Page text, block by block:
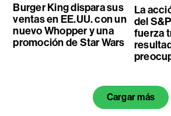
Burger King dispara sus
ventas en EE.UU. con un
nuevo Whopper y una
promoción de Star Wars
La
del
fuerza
Cargar más